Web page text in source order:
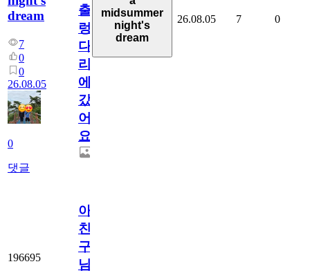
dream
7
0
0
26.08.05
0
댓글
출
렁
다
리
에
갔
어
요.
midsummer
night's
dream
26.08.05 7 0
196695
아.
친
구
님